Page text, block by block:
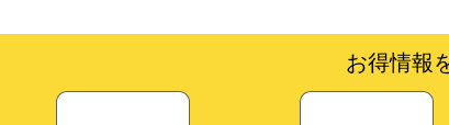
お得情報